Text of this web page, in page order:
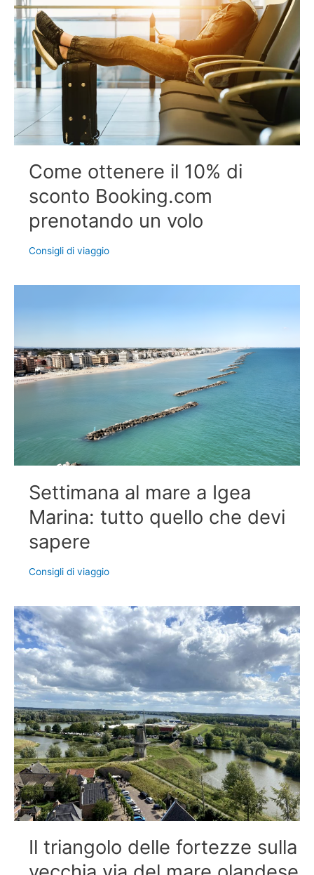
Come ottenere il 10% di
sconto Booking.com
prenotando un volo
Consigli di viaggio
Settimana al mare a Igea
Marina: tutto quello che devi
sapere
Consigli di viaggio
Il triangolo delle fortezze sulla